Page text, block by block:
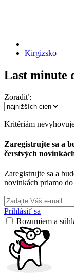
Kirgizsko
Last minute
Zoradiť:
Kritériám
Zaregistrujte sa a
čerstvých
Zaregistrujte sa a
novinkách priamo
Prihlásiť sa
Rozumiem a